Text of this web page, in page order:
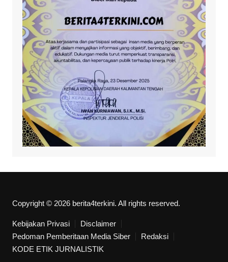
Copyright © 2026 berita4terkini. All rights reserved.
Kebijakan Privasi
Disclaimer
Pedoman Pemberitaan Media Siber
Redaksi
KODE ETIK JURNALISTIK